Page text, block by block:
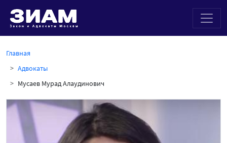
Главная
Адвокаты
Мусаев Мурад Алаудинович